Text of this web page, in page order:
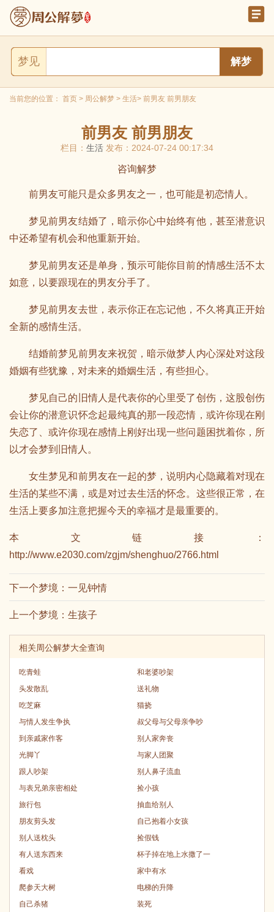
梦见
当前您的位置： 首页 > 周公解梦 > 生活> 前男友 前男朋友
前男友 前男朋友
栏目： 生活 发布：2024-07-24 00:17:34
咨询解梦
前男友可能只是众多男友之一，也可能是初恋情人。
梦见前男友结婚了，暗示你心中始终有他，甚至潜意识
中还希望有机会和他重新开始。
梦见前男友还是单身，预示可能你目前的情感生活不太
如意，以要跟现在的男友分手了。
梦见前男友去世，表示你正在忘记他，不久将真正开始
全新的感情生活。
结婚前梦见前男友来祝贺，暗示做梦人内心深处对这段
婚姻有些犹豫，对未来的婚姻生活，有些担心。
梦见自己的旧情人是代表你的心里受了创伤，这股创伤
会让你的潜意识怀念起最纯真的那一段恋情，或许你现在刚
失恋了、或许你现在感情上刚好出现一些问题困扰着你，所
以才会梦到旧情人。
女生梦见和前男友在一起的梦，说明内心隐藏着对现在
生活的某些不满，或是对过去生活的怀念。这些很正常，在
生活上要多加注意把握今天的幸福才是最重要的。
本文链接：
http://www.e2030.com/zgjm/shenghuo/2766.html
下一个梦境： 一见钟情
上一个梦境： 生孩子
相关周公解梦大全查询
吃青蛙
和老婆吵架
头发散乱
送礼物
吃芝麻
猫挠
与情人发生争执
叔父母与父母亲争吵
到亲戚家作客
别人家奔丧
光脚丫
与家人团聚
跟人吵架
别人鼻子流血
与表兄弟亲密相处
捡小孩
旅行包
抽血给别人
朋友剪头发
自己抱着小女孩
别人送枕头
捡假钱
有人送东西来
杯子掉在地上水撒了一
看戏
家中有水
爬参天大树
电梯的升降
自己杀猪
装死